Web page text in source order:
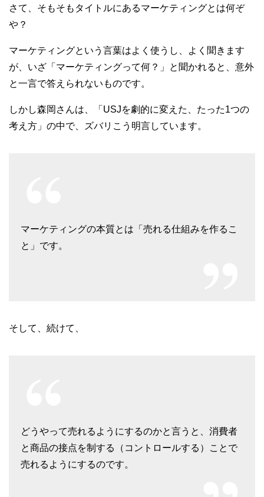
さて、そもそもタイトルにあるマーケティングとは何ぞ
や？
マーケティングという言葉はよく使うし、よく聞きます
が、いざ「マーケティングって何？」と聞かれると、意外
と一言で答えられないものです。
しかし森岡さんは、「USJを劇的に変えた、たった1つの
考え方」の中で、ズバリこう明言しています。
マーケティングの本質とは「売れる仕組みを作るこ
と」です。
そして、続けて、
どうやって売れるようにするのかと言うと、消費者
と商品の接点を制する（コントロールする）ことで
売れるようにするのです。